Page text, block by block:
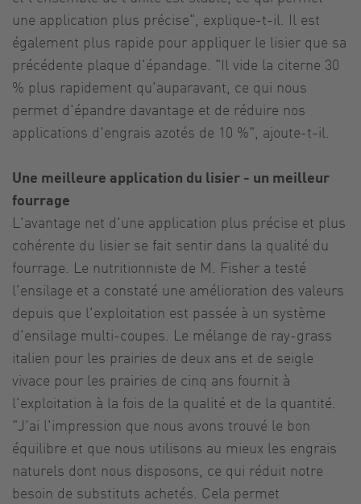
une application plus précise", explique-t-il. Il est
également plus rapide pour appliquer le lisier que sa
précédente plaque d'épandage. "Il vide la citerne 30
% plus rapidement qu'auparavant, ce qui nous
permet d'épandre davantage et de réduire nos
applications d'engrais azotés de 10 %", ajoute-t-il.
Une meilleure application du lisier - un meilleur
fourrage
L'avantage net d'une application plus précise et plus
cohérente du lisier se fait sentir dans la qualité du
fourrage. Le nutritionniste de M. Fisher a testé
l'ensilage et a constaté une amélioration des valeurs
depuis que l'exploitation est passée à un système
d'ensilage multi-coupes. Le mélange de ray-grass
italien pour les prairies de deux ans et de seigle
vivace pour les prairies de cinq ans fournit à
l'exploitation à la fois de la qualité et de la quantité.
"J'ai l'impression que nous avons trouvé le bon
équilibre et que nous utilisons au mieux les engrais
naturels dont nous disposons, ce qui réduit notre
besoin de substituts achetés. Cela permet